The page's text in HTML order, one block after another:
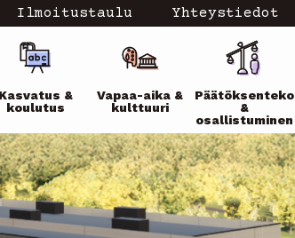
Ilmoitustaulu Yhteystiedot
Kasvatus &
koulutus
Vapaa-aika &
kulttuuri
Päätöksenteko
&
osallistuminen